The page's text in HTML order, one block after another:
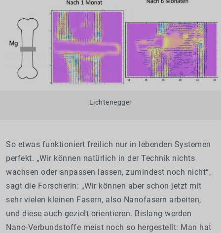
Lichtenegger
So etwas funktioniert freilich nur in lebenden Systemen
perfekt. „Wir können natürlich in der Technik nichts
wachsen oder anpassen lassen, zumindest noch nicht“,
sagt die Forscherin: „Wir können aber schon jetzt mit
sehr vielen kleinen Fasern, also Nanofasern arbeiten,
und diese auch gezielt orientieren. Bislang werden
Nano-Verbundstoffe meist noch so hergestellt: Man hat